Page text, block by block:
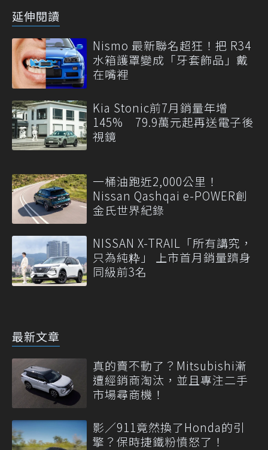
延伸閱讀
Nismo 最新聯名超狂！把 R34
水箱護罩變成「牙套飾品」戴
在嘴裡
Kia Stonic前7月銷量年增
145% 79.9萬元起再送電子後
視鏡
一桶油跑近2,000公里！
Nissan Qashqai e-POWER創
金氏世界紀錄
NISSAN X-TRAIL「所有講究，
只為純粋」 上市首月銷量躋身
同級前3名
最新文章
真的賣不動了？Mitsubishi漸
遭經銷商淘汰，並且專注二手
市場尋商機！
影／911竟然換了Honda的引
擎？保時捷鐵粉憤怒了！